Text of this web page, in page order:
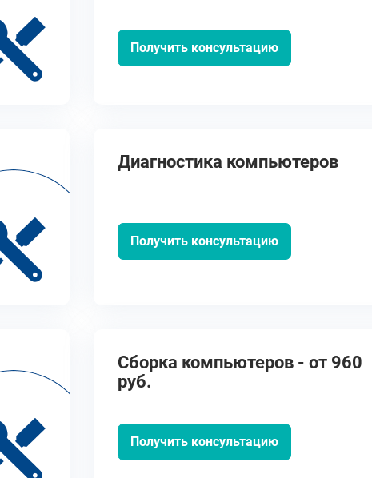
Получить консультацию
Диагностика компьютеров
Получить консультацию
Сборка компьютеров - от 960
руб.
Получить консультацию